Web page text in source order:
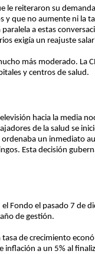
le reiteraron su
y que no aumente ni la
a estas
exigía un reajuste
más moderado. La
y centros de salud.
hacia la media
de la salud se
un inmediato
Esta decisión
Fondo el pasado 7 de
de gestión.
de crecimiento
inflación a un 5% al